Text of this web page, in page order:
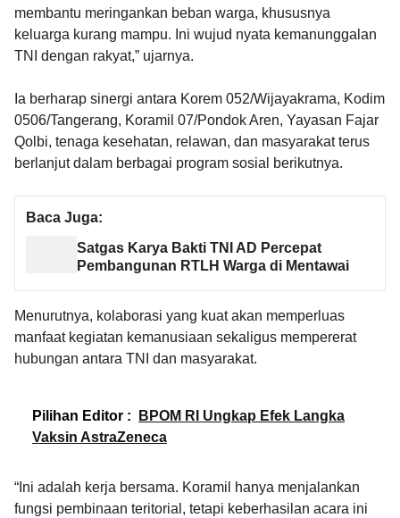
membantu meringankan beban warga, khususnya
keluarga kurang mampu. Ini wujud nyata kemanunggalan
TNI dengan rakyat,” ujarnya.
Ia berharap sinergi antara Korem 052/Wijayakrama, Kodim
0506/Tangerang, Koramil 07/Pondok Aren, Yayasan Fajar
Qolbi, tenaga kesehatan, relawan, dan masyarakat terus
berlanjut dalam berbagai program sosial berikutnya.
Baca Juga:
Satgas Karya Bakti TNI AD Percepat
Pembangunan RTLH Warga di Mentawai
Menurutnya, kolaborasi yang kuat akan memperluas
manfaat kegiatan kemanusiaan sekaligus mempererat
hubungan antara TNI dan masyarakat.
Pilihan Editor :
BPOM RI Ungkap Efek Langka
Vaksin AstraZeneca
“Ini adalah kerja bersama. Koramil hanya menjalankan
fungsi pembinaan teritorial, tetapi keberhasilan acara ini